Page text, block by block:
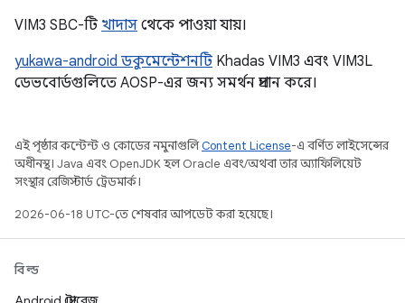
VIM3 SBC-টি খাদাস থেকে পাওয়া যায়।
yukawa-android ডকুমেন্টেশনটি Khadas VIM3 এবং VIM3L
ডেভবোর্ডগুলিতে AOSP-এর জন্য সমর্থন প্রদান করে।
এই পৃষ্ঠার কন্টেন্ট ও কোডের নমুনাগুলিContent License-এ বর্ণিত লাইসেন্সের
অধীনস্থ। Java এবং OpenJDK হল Oracle এবং/অথবা তার অ্যাফিলিয়েট
সংস্থার রেজিস্টার্ড ট্রেডমার্ক।
2026-06-18 UTC-তে শেষবার আপডেট করা হয়েছে।
বিল্ড